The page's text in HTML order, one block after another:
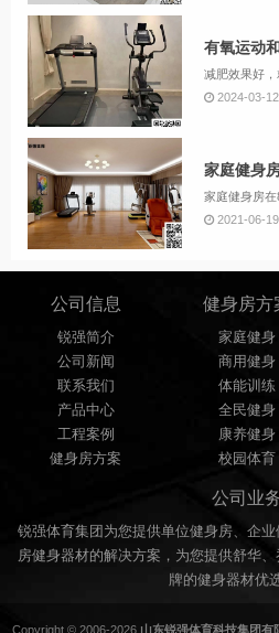
2024-03-12
家庭健身
2021-06-19
公司信息
锐强简介
公司新闻
联系我们
产品中心
工程案例
健身房方案
健身房方
家庭健身
商用健身
体能训练
全民健身
康养健身
校园体育
公司业
锐强体育集团为您提供单位健身房、企
房健身器材的解决方案，为您提供舒华
牌的健身器材优
Copyright © 2006-2026 山东锐强体育科技集团有